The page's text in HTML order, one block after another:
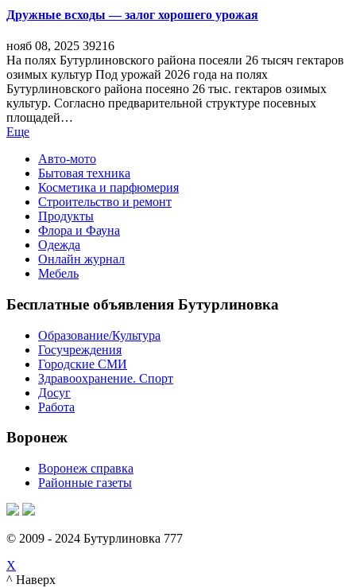
Дружные всходы — залог хорошего урожая
нояб 08, 2025 39216
На полях Бутурлиновского района посеяли 26 тысяч гектаров
озимых культур Под урожай 2026 года на полях
Бутурлиновского района посеяно 26 тыс. гектаров озимых
культур. Согласно предварительной структуре посевных
площадей…
Еще
Авто-мото
Бытовая техника
Косметика и парфюмерия
Строительство и ремонт
Продукты
Флора и Фауна
Одежда
Онлайн журнал
Мебель
Бесплатные объявления Бутурлиновка
Образование/Культура
Госучреждения
Городские СМИ
Здравоохранение. Спорт
Досуг
Работа
Воронеж
Воронеж справка
Районные газеты
© 2009 - 2024 Бутурлиновка 777
X
^ Наверх